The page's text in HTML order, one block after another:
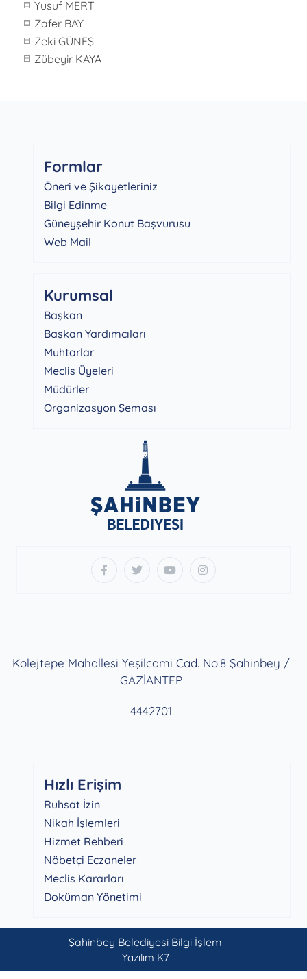
Yusuf MERT
Zafer BAY
Zeki GÜNEŞ
Zübeyir KAYA
Formlar
Öneri ve Şikayetleriniz
Bilgi Edinme
Güneyşehir Konut Başvurusu
Web Mail
Kurumsal
Başkan
Başkan Yardımcıları
Muhtarlar
Meclis Üyeleri
Müdürler
Organizasyon Şeması
Kolejtepe Mahallesi Yeşilcami Cad. No:8 Şahinbey /
GAZİANTEP
4442701
Hızlı Erişim
Ruhsat İzin
Nikah İşlemleri
Hizmet Rehberi
Nöbetçi Eczaneler
Meclis Kararları
Doküman Yönetimi
Şahinbey Belediyesi Bilgi İşlem
Yazılım K7